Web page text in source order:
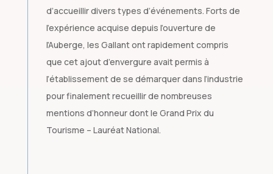
d’accueillir divers types d’événements. Forts de
l’expérience acquise depuis l’ouverture de
l’Auberge, les Gallant ont rapidement compris
que cet ajout d’envergure avait permis à
l’établissement de se démarquer dans l’industrie
pour finalement recueillir de nombreuses
mentions d’honneur dont le Grand Prix du
Tourisme – Lauréat National.